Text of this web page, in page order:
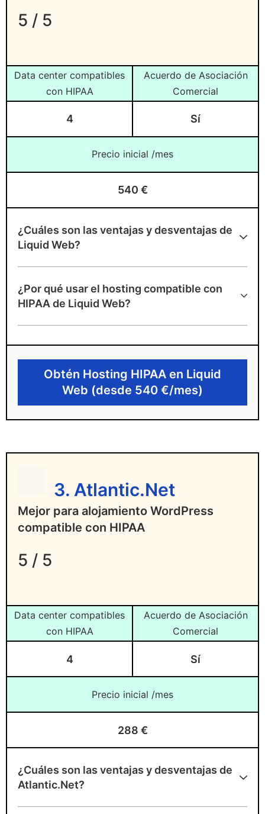
HIPAA?
hosting compatibles con HIPAA más
económicos?
¿Cómo asegurar el uptime del hosting
compatible con HIPAA?
5 / 5
Data center compatibles
con HIPAA
4
Acuerdo de Asociación
Comercial
Sí
Precio inicial /mes
540 €
¿Cuáles son las ventajas y desventajas de
Liquid Web?
Ofrece infraestructura HIPAA auditada con
Proporciona planes altamente
personalizados
Desventajas de Liquid Web
¿Por qué usar el hosting compatible con
HIPAA de Liquid Web?
Obtén Hosting HIPAA en Liquid
Web (desde 540 €/mes)
3. Atlantic.Net
Mejor para alojamiento WordPress
compatible con HIPAA
5 / 5
Data center compatibles
con HIPAA
4
Acuerdo de Asociación
Comercial
Sí
Precio inicial /mes
288 €
¿Cuáles son las ventajas y desventajas de
Atlantic.Net?